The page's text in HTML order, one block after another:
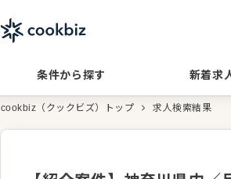
条件から探す 新着求
cookbiz（クックビズ）トップ 求人検索結果